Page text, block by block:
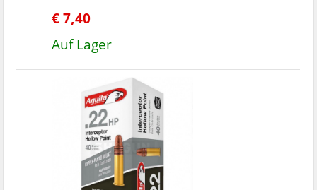
€ 7,40
Auf Lager